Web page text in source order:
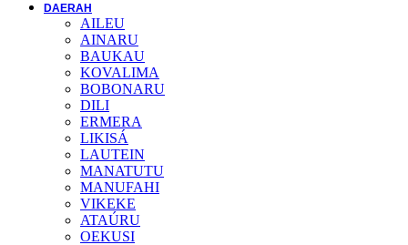
DAERAH
AILEU
AINARU
BAUKAU
KOVALIMA
BOBONARU
DILI
ERMERA
LIKISÁ
LAUTEIN
MANATUTU
MANUFAHI
VIKEKE
ATAÚRU
OEKUSI